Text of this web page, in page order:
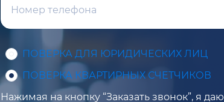
ПОВЕРКА ДЛЯ ЮРИДИЧЕСКИХ ЛИЦ
ПОВЕРКА КВАРТИРНЫХ СЧЕТЧИКОВ
Нажимая на кнопку “Заказать звонок”, я даю